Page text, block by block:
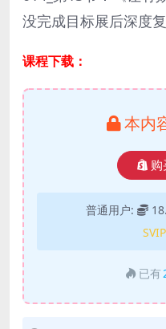
没完成目标展后深度复
课程下载：
本内
购
普通用户:
已有